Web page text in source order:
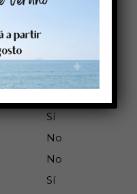
Baja
Sí
No
No
Sí